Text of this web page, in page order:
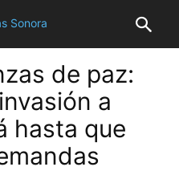
de paz:
a
hasta que